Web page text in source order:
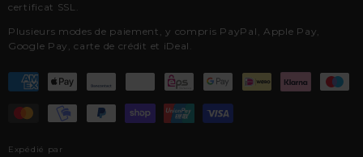
certificat SSL.
Plusieurs modes de paiement, y compris PayPal, Apple Pay,
Google Pay, carte de crédit et iDeal.
Expédié par